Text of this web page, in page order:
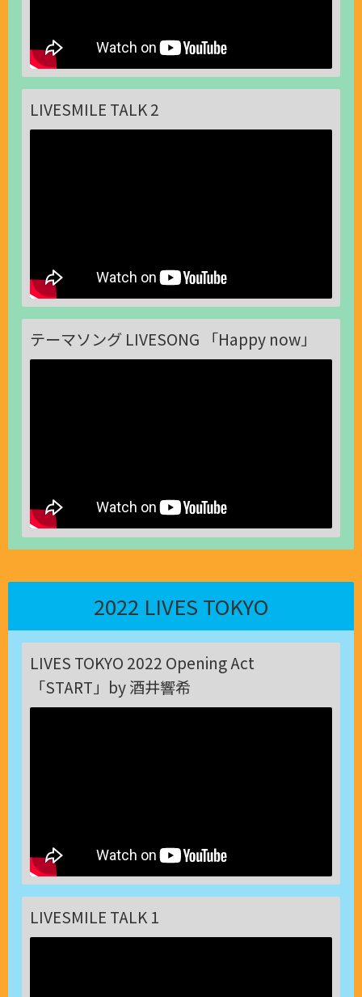
LIVESMILE TALK 2
テーマソング LIVESONG 「Happy now」
2022 LIVES TOKYO
LIVES TOKYO 2022 Opening Act
「START」by 酒井響希
LIVESMILE TALK 1